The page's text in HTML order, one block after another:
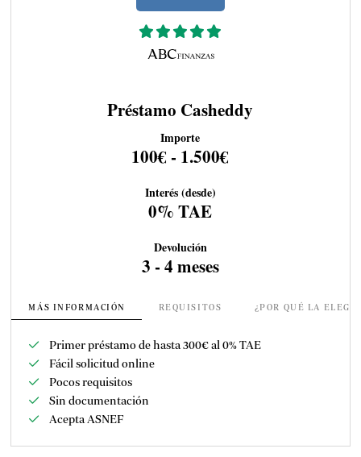
Préstamo Casheddy
Importe
100€ - 1.500€
Interés (desde)
0% TAE
Devolución
3 - 4 meses
MÁS INFORMACIÓN REQUISITOS ¿POR QUÉ LA
Primer préstamo de hasta 300€ al 0% TAE
Fácil solicitud online
Pocos requisitos
Sin documentación
Acepta ASNEF